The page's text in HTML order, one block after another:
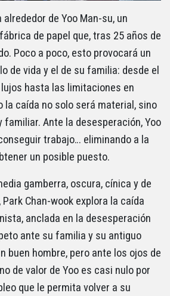
de Yoo Man-su, un
de papel que, tras 25 años de
Poco a poco, esto provocará un
de vida y el de su familia: desde el
hasta las limitaciones en
la caída no solo será material, sino
Ante la desesperación, Yoo
trabajo… eliminando a la
un posible puesto.
gamberra, oscura, cínica y de
Chan-wook explora la caída
anclada en la desesperación
ante su familia y su antiguo
buen hombre, pero ante los ojos de
de valor de Yoo es casi nulo por
que le permita volver a su